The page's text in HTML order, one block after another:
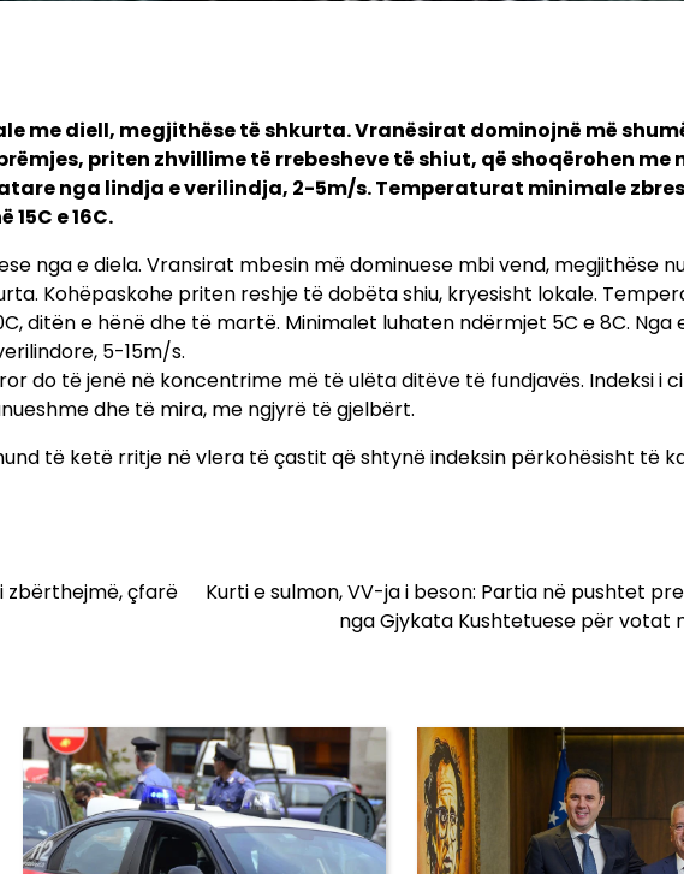
me diell, megjithëse të shkurta. Vranësirat dominojnë më
priten zhvillime të rrebesheve të shiut, që shoqërohen me
nga lindja e verilindja, 2-5m/s. Temperaturat minimale
e 16C.
nga e diela. Vransirat mbesin më dominuese mbi vend, megjithëse
Kohëpaskohe priten reshje të dobëta shiu, kryesisht lokale.
ditën e hënë dhe të martë. Minimalet luhaten ndërmjet 5C e 8C. Nga
5-15m/s.
do të jenë në koncentrime më të ulëta ditëve të fundjavës. Indeksi i
dhe të mira, me ngjyrë të gjelbërt.
të ketë rritje në vlera të çastit që shtynë indeksin përkohësisht të
zbërthejmë, çfarë
Kurti e sulmon, VV-ja i beson: Partia në pushtet
nga Gjykata Kushtetuese për votat